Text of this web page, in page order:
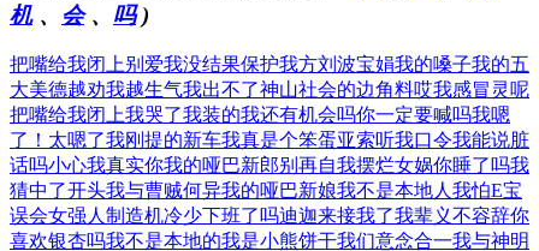
机、 会、 吗)
把嘴给我闭上别爱我没结果保护我方刘波宝娟我的嗓子我的五
大美德越劝我越生气我出不了神山社会的边角料哎我感冒灵呢
把嘴给我闭上我哭了我装的我还有机会吗你一定要喊吗我嗯
了！太嗯了我刚提的新车我真是个笨蛋亚索听我口令我能说脏
话吗小心我真实你我的哑巴新郎别再自我摆烂女娲你睡了吗我
猜中了开头我与曹贼何异我的哑巴新娘我不是本地人 我怕E宝
误会女强人制造机冷少下班了吗迪迦来接我了我辈义不容辞你
喜欢银杏吗我不是本地的我是小熊饼干我们意念合一我与神明